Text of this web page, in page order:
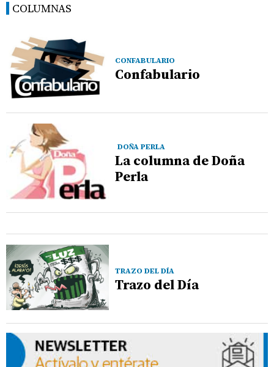
COLUMNAS
CONFABULARIO
Confabulario
DOÑA PERLA
La columna de Doña
Perla
TRAZO DEL DÍA
Trazo del Día